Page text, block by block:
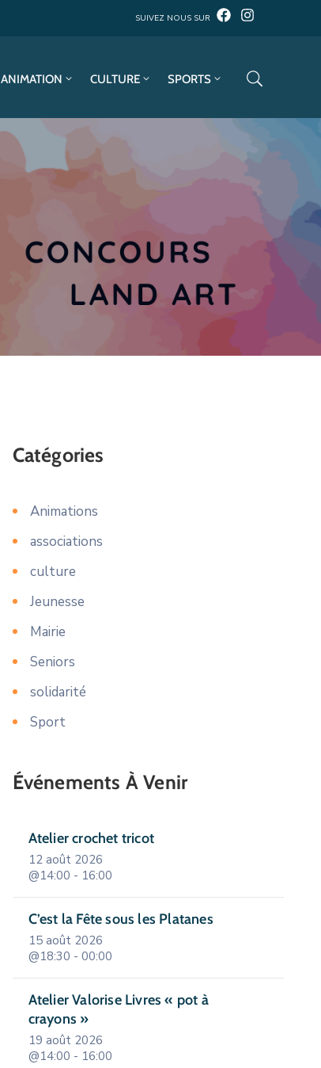
SUIVEZ NOUS SUR
ANIMATION CULTURE SPORTS
Catégories
Animations
associations
culture
Jeunesse
Mairie
Seniors
solidarité
Sport
Événements À Venir
Atelier crochet tricot
12 août 2026
@14:00 - 16:00
C’est la Fête sous les Platanes
15 août 2026
@18:30 - 00:00
Atelier Valorise Livres « pot à
crayons »
19 août 2026
@14:00 - 16:00